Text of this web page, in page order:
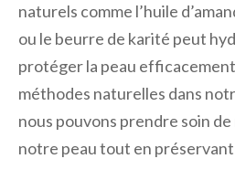
naturels comme l’huile
ou le beurre de karité peut
protéger la peau
méthodes naturelles dans
nous pouvons prendre soin
notre peau tout en